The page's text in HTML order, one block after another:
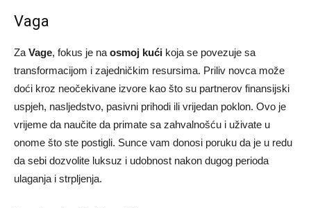
Vaga
Za Vage, fokus je na osmoj kući koja se povezuje sa
transformacijom i zajedničkim resursima. Priliv novca može
doći kroz neočekivane izvore kao što su partnerov finansijski
uspjeh, nasljedstvo, pasivni prihodi ili vrijedan poklon. Ovo je
vrijeme da naučite da primate sa zahvalnošću i uživate u
onome što ste postigli. Sunce vam donosi poruku da je u redu
da sebi dozvolite luksuz i udobnost nakon dugog perioda
ulaganja i strpljenja.